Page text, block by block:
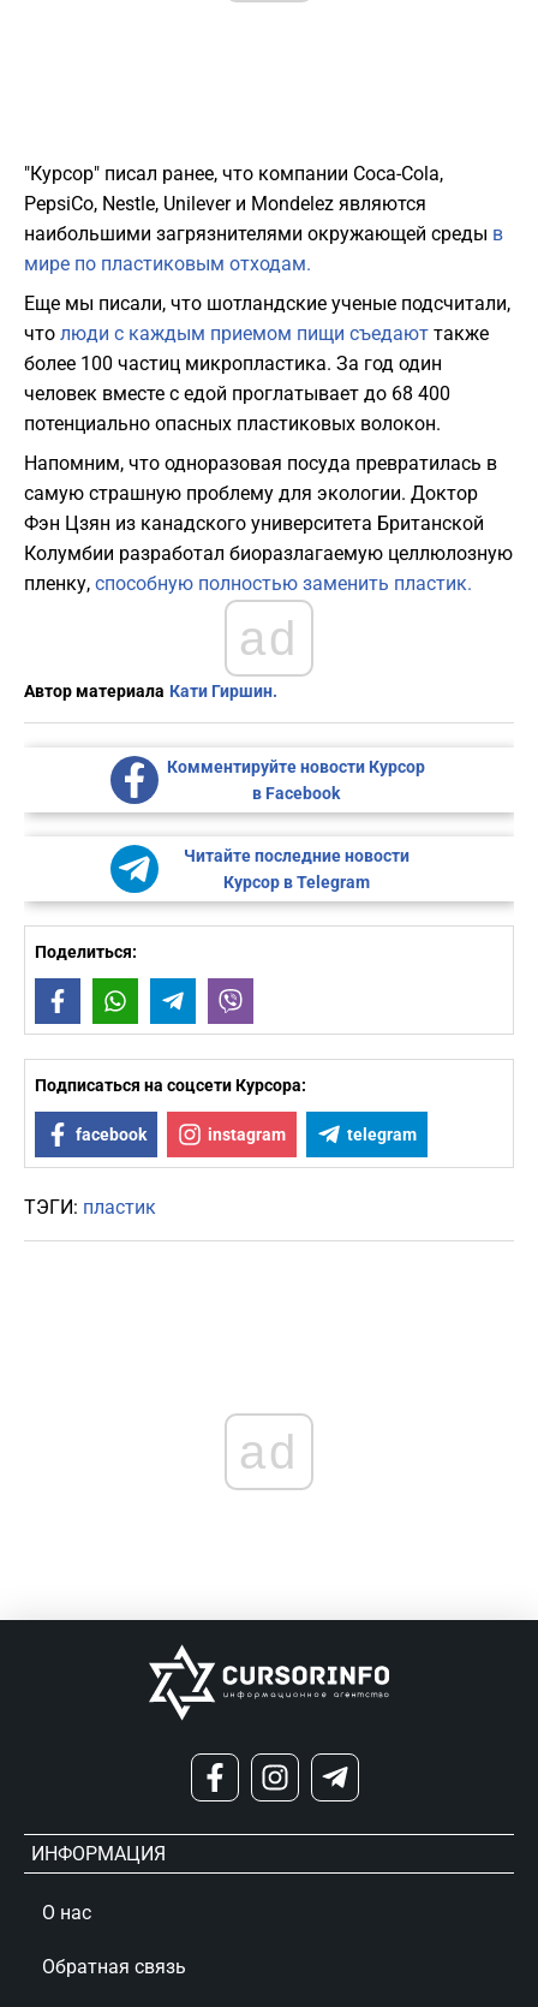
"Курсор" писал ранее, что компании Coca-Cola,
PepsiCo, Nestlе, Unilever и Mondelez являются
наибольшими загрязнителями окружающей среды в
мире по пластиковым отходам.
Еще мы писали, что шотландские ученые подсчитали,
что люди с каждым приемом пищи съедают также
более 100 частиц микропластика. За год один
человек вместе с едой проглатывает до 68 400
потенциально опасных пластиковых волокон.
Напомним, что одноразовая посуда превратилась в
самую страшную проблему для экологии. Доктор
Фэн Цзян из канадского университета Британской
Колумбии разработал биоразлагаемую целлюлозную
пленку, способную полностью заменить пластик.
ad
Автор материала Кати Гиршин.
Комментируйте новости Курсор
в Facebook
Читайте последние новости
Курсор в Telegram
Поделиться:
FacebookWhatsAppTelegram
Подписаться на соцсети Курсора:
facebook instagram telegram
ТЭГИ: пластик
ad
ИНФОРМАЦИЯ
О нас
Обратная связь